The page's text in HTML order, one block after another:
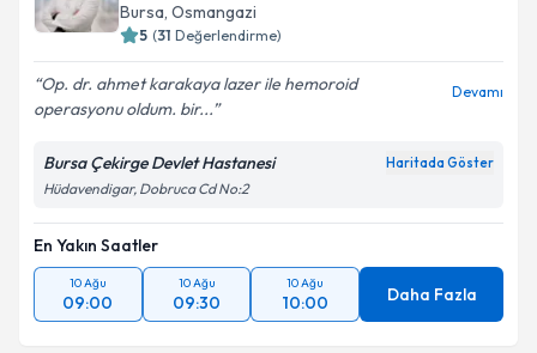
Bursa, Osmangazi
5 (31 Değerlendirme)
Op. dr. ahmet karakaya lazer ile hemoroid
operasyonu oldum. bir...
Devamı
Bursa Çekirge Devlet Hastanesi Haritada Göster
Hüdavendigar, Dobruca Cd No:2
En Yakın Saatler
10 Ağu
09:00
10 Ağu
09:30
10 Ağu
10:00 Daha Fazla